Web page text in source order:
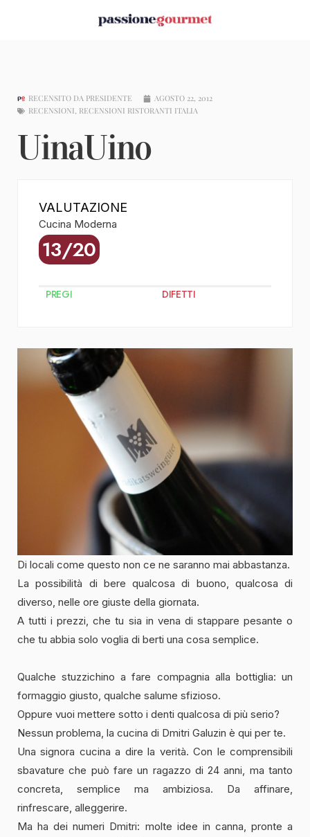
RECENSITO DA PRESIDENTE
AGOSTO 22, 2012
RECENSIONI, RECENSIONI RISTORANTI ITALIA
UinaUino
VALUTAZIONE
Cucina Moderna
13/20
PREGI DIFETTI
Di locali come questo non ce ne saranno mai abbastanza.
La possibilità di bere qualcosa di buono, qualcosa di
diverso, nelle ore giuste della giornata.
A tutti i prezzi, che tu sia in vena di stappare pesante o
che tu abbia solo voglia di berti una cosa semplice.
Qualche stuzzichino a fare compagnia alla bottiglia: un
formaggio giusto, qualche salume sfizioso.
Oppure vuoi mettere sotto i denti qualcosa di più serio?
Nessun problema, la cucina di Dmitri Galuzin è qui per te.
Una signora cucina a dire la verità. Con le comprensibili
sbavature che può fare un ragazzo di 24 anni, ma tanto
concreta, semplice ma ambiziosa. Da affinare,
rinfrescare, alleggerire.
Ma ha dei numeri Dmitri: molte idee in canna, pronte a